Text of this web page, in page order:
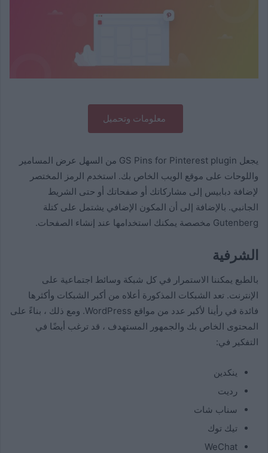
معلومات وتحميل
يجعل GS Pins for Pinterest plugin من السهل عرض المسامير
واللوحات على موقع الويب الخاص بك. استخدم الرمز المختصر
لإضافة دبابيس إلى مشاركاتك أو صفحاتك أو حتى الشريط
الجانبي. بالإضافة إلى أن المكون الإضافي يشتمل على كتلة
Gutenberg مخصصة يمكنك استخدامها عند إنشاء الصفحات.
الشرفية
بالطبع يمكننا الاستمرار في كل شبكة وسائط اجتماعية على
الإنترنت. تعد الشبكات المذكورة أعلاه من أكبر الشبكات وأكثرها
فائدة في رأينا لأكبر عدد من مواقع WordPress. ومع ذلك ، بناءً على
المحتوى الخاص بك والجمهور المستهدف ، قد ترغب أيضًا في
التفكير في:
ينكدين
رديت
سناب شات
تيك توك
WeChat